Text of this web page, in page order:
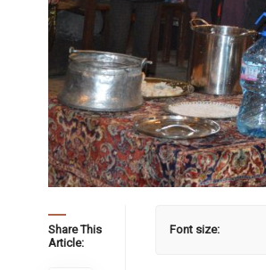
Share This
Article:
Font size: